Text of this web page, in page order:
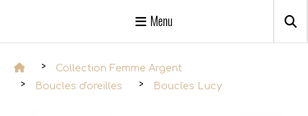
Menu
Collection Femme Argent
Boucles d'oreilles
Boucles Lucy